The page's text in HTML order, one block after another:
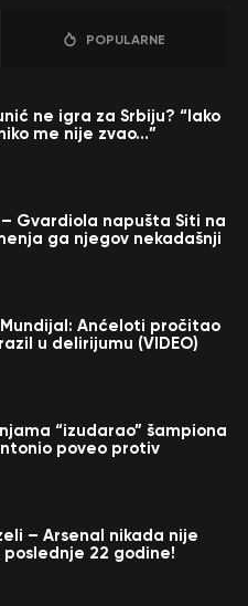
POPULARNE
ne igra za Srbiju? “Iako
me nije zvao…”
Gvardiola napušta Siti na
ga njegov nekadašnji
Anćeloti pročitao
u delirijumu (VIDEO)
“izudarao” šampiona
poveo protiv
– Arsenal nikada nije
22 godine!